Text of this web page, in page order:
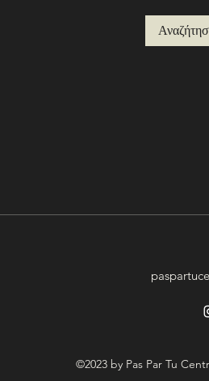
©2023 by Pas Par Tu